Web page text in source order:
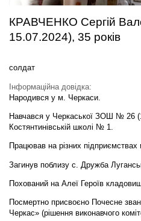
КРАВЧЕНКО Сергій
15.07.2024), 35 років
солдат
Інформаційна довідка:
Народився у м. Черкаси.
Навчався у Черкаської ЗОШ № 26
Костянтинівській школі № 1.
Працював на різних підприємствах
Загинув поблизу с. Дружба
Похований на Алеї Героїв
Посмертно присвоєно Почесне
Черкас» (рішення виконавчого